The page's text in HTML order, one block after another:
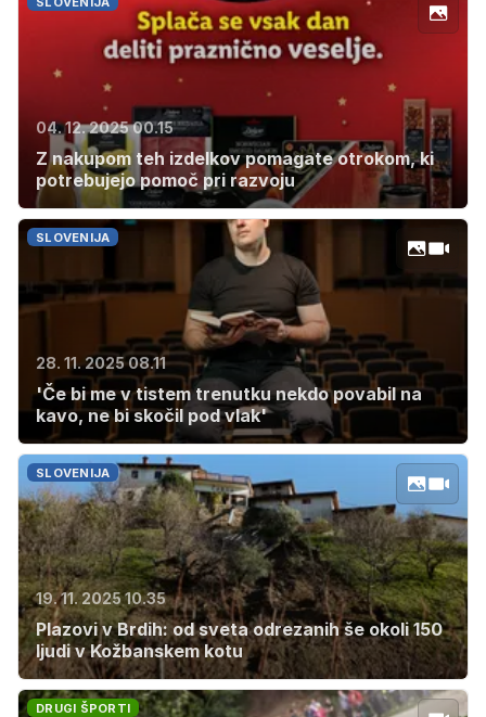
04. 12. 2025 00.15
Z nakupom teh izdelkov pomagate otrokom, ki
potrebujejo pomoč pri razvoju
SLOVENIJA
28. 11. 2025 08.11
'Če bi me v tistem trenutku nekdo povabil na
kavo, ne bi skočil pod vlak'
SLOVENIJA
19. 11. 2025 10.35
Plazovi v Brdih: od sveta odrezanih še okoli 150
ljudi v Kožbanskem kotu
DRUGI ŠPORTI